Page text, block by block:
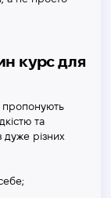
курс для
пропонують
та
різних